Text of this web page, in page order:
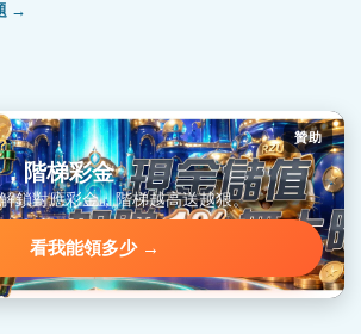
→
贊助
階梯彩金
鎖對應彩金，階梯越高送越狠。
看我能領多少 →